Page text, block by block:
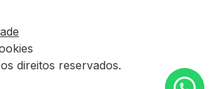
direitos reservados.